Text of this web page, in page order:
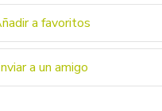
a favoritos
a un amigo